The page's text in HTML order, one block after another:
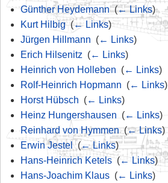
Günther Heydemann‎(← Links)
Kurt Hilbig‎(← Links)
Jürgen Hillmann (← Links)
Erich Hilsenitz (← Links)
Heinrich von Holleben (← Links)
Rolf-Heinrich Hopmann (← Links)
Horst Hübsch (← Links)
Heinz Hungershausen (← Links)
Reinhard von Hymmen‎(← Links)
Erwin Jestel‎ (← Links)
Hans-Heinrich Ketels‎ (← Links)
Hans-Joachim Klaus‎ (← Links)